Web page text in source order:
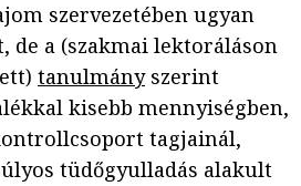
szervezetében ugyan
a (szakmai lektoráláson
tanulmányszerint
kisebb mennyiségben,
tagjainál,
tüdőgyulladás alakult